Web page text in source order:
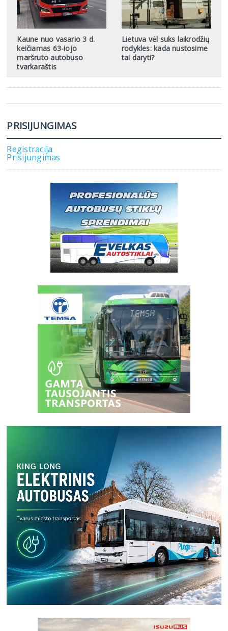
Kaune nuo vasario 3 d.
keičiamas 63-iojo
maršruto autobuso
tvarkaraštis
Lietuva vėl suks laikrodžių
rodykles: kada nustosime
tai daryti?
PRISIJUNGIMAS
Registracija
Prisijungimas